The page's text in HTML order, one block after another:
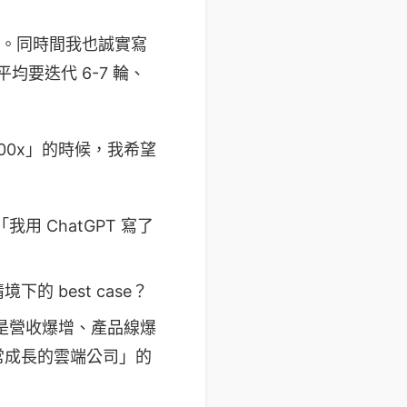
同時間我也誠實寫
均要迭代 6-7 輪、
」的時候，我希望
用 ChatGPT 寫了
下的 best case？
收爆增、產品線爆
長的雲端公司」的